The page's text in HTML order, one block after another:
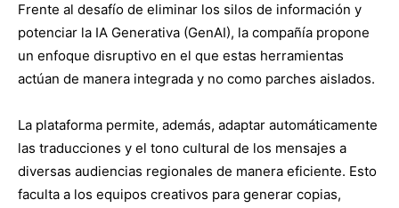
Frente al desafío de eliminar los silos de información y
potenciar la IA Generativa (GenAI), la compañía propone
un enfoque disruptivo en el que estas herramientas
actúan de manera integrada y no como parches aislados.
La plataforma permite, además, adaptar automáticamente
las traducciones y el tono cultural de los mensajes a
diversas audiencias regionales de manera eficiente. Esto
faculta a los equipos creativos para generar copias,